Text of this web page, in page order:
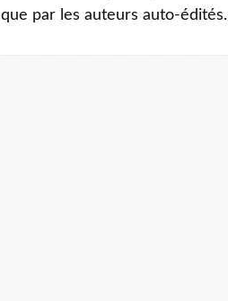
par les auteurs auto-édités.